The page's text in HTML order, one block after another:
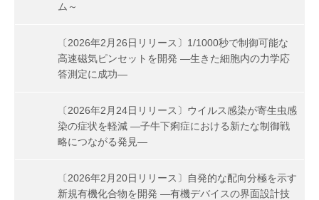
ム～
〔2026年2月26日リリース〕1/1000秒で制御可能な
高速磁気ピンセットを開発 ―生きた細胞内の力学応
答測定に成功―
〔2026年2月24日リリース〕ウイルス感染が寄生虫感
染の症状を軽減 ―子牛下痢症における新たな制御戦
略につながる発見―
〔2026年2月20日リリース〕自発的な配向分極を示す
新規有機化合物を開発 ―有機デバイスの界面設計技